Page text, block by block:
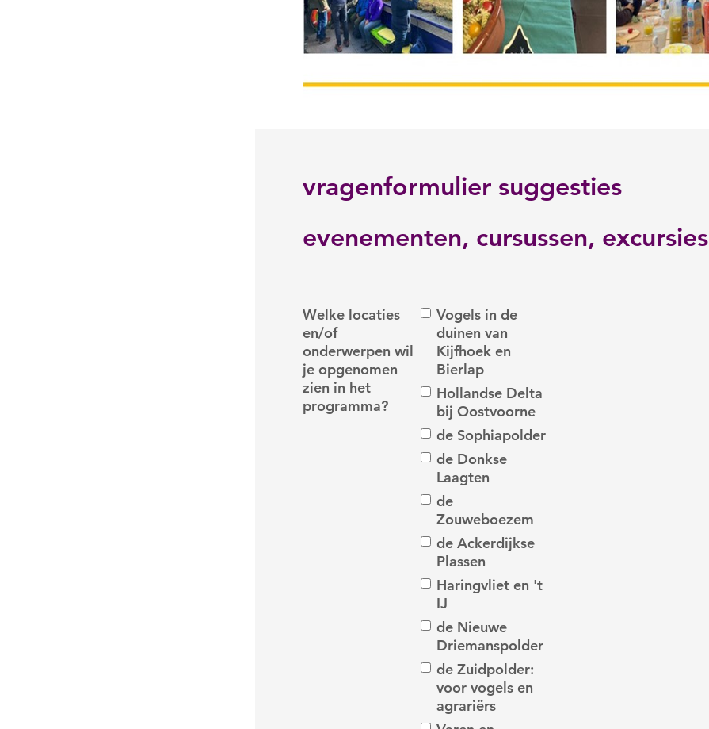
vragenformulier suggesties
evenementen, cursussen, excursies
Welke locaties
en/of
onderwerpen wil
je opgenomen
zien in het
programma?
Vogels in de
duinen van
Kijfhoek en
Bierlap
Hollandse Delta
bij Oostvoorne
de Sophiapolder
de Donkse
Laagten
de
Zouweboezem
de Ackerdijkse
Plassen
Haringvliet en 't
IJ
de Nieuwe
Driemanspolder
de Zuidpolder:
voor vogels en
agrariërs